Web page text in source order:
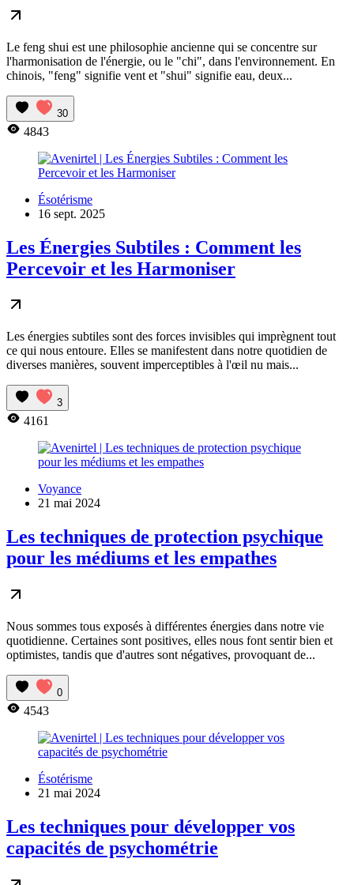
Le feng shui est une philosophie ancienne qui se concentre sur
l'harmonisation de l'énergie, ou le "chi", dans l'environnement. En
chinois, "feng" signifie vent et "shui" signifie eau, deux...
30
4843
Ésotérisme
16 sept. 2025
Les Énergies Subtiles : Comment les
Percevoir et les Harmoniser
Les énergies subtiles sont des forces invisibles qui imprègnent tout
ce qui nous entoure. Elles se manifestent dans notre quotidien de
diverses manières, souvent imperceptibles à l'œil nu mais...
3
4161
Voyance
21 mai 2024
Les techniques de protection psychique
pour les médiums et les empathes
Nous sommes tous exposés à différentes énergies dans notre vie
quotidienne. Certaines sont positives, elles nous font sentir bien et
optimistes, tandis que d'autres sont négatives, provoquant de...
0
4543
Ésotérisme
21 mai 2024
Les techniques pour développer vos
capacités de psychométrie